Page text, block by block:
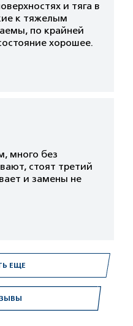
и тяга в
к тяжелым
по крайней
хорошее.
много без
стоят третий
и замены не
ЕЩЕ